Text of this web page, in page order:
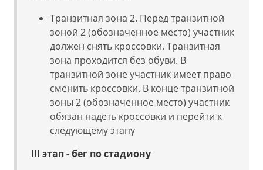
Транзитная зона 2. Перед транзитной
зоной 2 (обозначенное место) участник
должен снять кроссовки. Транзитная
зона проходится без обуви. В
транзитной зоне участник имеет право
сменить кроссовки. В конце транзитной
зоны 2 (обозначенное место) участник
обязан надеть кроссовки и перейти к
следующему этапу
III этап - бег по стадиону